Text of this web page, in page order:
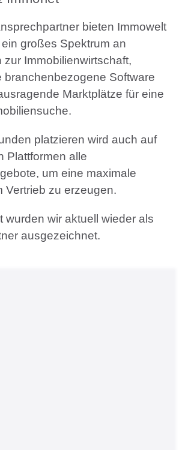
bieten Immowelt
großes Spektrum an
zur Immobilienwirtschaft,
branchenbezogene Software
Marktplätze für eine
platzieren wird auch auf
Plattformen alle
um eine maximale
Vertrieb zu erzeugen.
wurden wir aktuell wieder als
ausgezeichnet.